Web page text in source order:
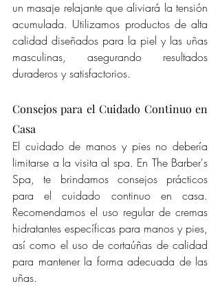
un masaje relajante que aliviará la tensión
acumulada. Utilizamos productos de alta
calidad diseñados para la piel y las uñas
masculinas, asegurando resultados
duraderos y satisfactorios.
Consejos para el Cuidado Continuo en
Casa
El cuidado de manos y pies no debería
limitarse a la visita al spa. En The Barber's
Spa, te brindamos consejos prácticos
para el cuidado continuo en casa.
Recomendamos el uso regular de cremas
hidratantes específicas para manos y pies,
así como el uso de cortaúñas de calidad
para mantener la forma adecuada de las
uñas.